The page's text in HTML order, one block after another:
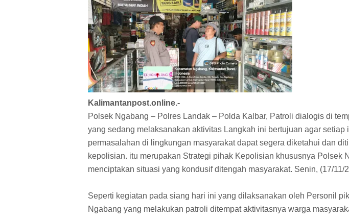
Kalimantanpost.online.-
Polsek Ngabang – Polres Landak – Polda Kalbar, Patroli dialogis di
yang sedang melaksanakan aktivitas Langkah ini bertujuan agar setiap
permasalahan di lingkungan masyarakat dapat segera diketahui dan
kepolisian. itu merupakan Strategi pihak Kepolisian khususnya Polsek
menciptakan situasi yang kondusif ditengah masyarakat. Senin, (17/11/
Seperti kegiatan pada siang hari ini yang dilaksanakan oleh Personil
Ngabang yang melakukan patroli ditempat aktivitasnya warga